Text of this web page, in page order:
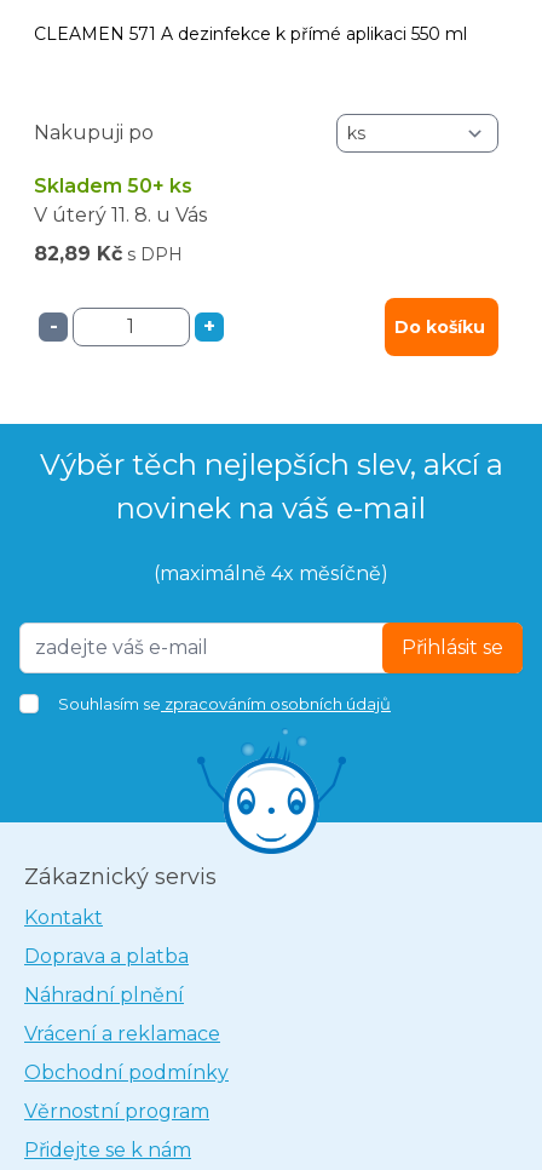
CLEAMEN 571 A dezinfekce k přímé aplikaci 550 ml
Nakupuji po
Skladem 50+ ks
V úterý 11. 8. u Vás
82,89 Kč s DPH
- + Do košíku
Výběr těch nejlepších slev, akcí a
novinek na váš e-mail
(maximálně 4x měsíčně)
Přihlásit se
Souhlasím se zpracováním osobních údajů
Zákaznický servis
Kontakt
Doprava a platba
Náhradní plnění
Vrácení a reklamace
Obchodní podmínky
Věrnostní program
Přidejte se k nám